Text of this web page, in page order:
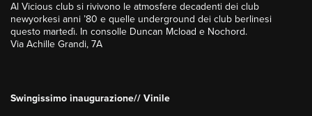
Al Vicious club si rivivono le atmosfere decadenti dei club
newyorkesi anni ’80 e quelle underground dei club berlinesi
questo martedì. In consolle Duncan Mcload e Nochord.
Via Achille Grandi, 7A
Swingissimo inaugurazione// Vinile